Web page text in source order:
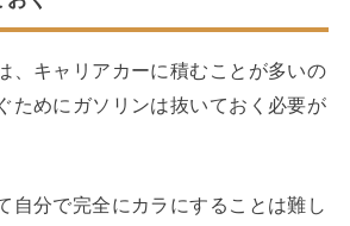
、キャリアカーに積むことが多いの
ためにガソリンは抜いておく必要が
自分で完全にカラにすることは難し